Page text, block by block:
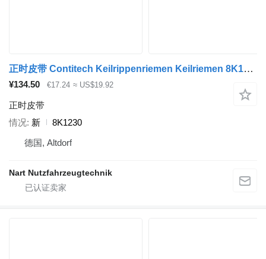
正时皮带 Contitech Keilrippenriemen Keilriemen 8K1230
¥134.50 €17.24 ≈ US$19.92
正时皮带
情况 新
8K1230
德国, Altdorf
Nart Nutzfahrzeugtechnik